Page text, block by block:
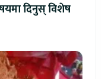
दिनुस् विशेष